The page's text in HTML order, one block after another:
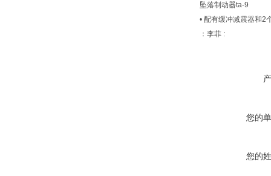
坠落制动器ta-9
• 配有缓冲减震器和2
：李菲 :
您的
您的